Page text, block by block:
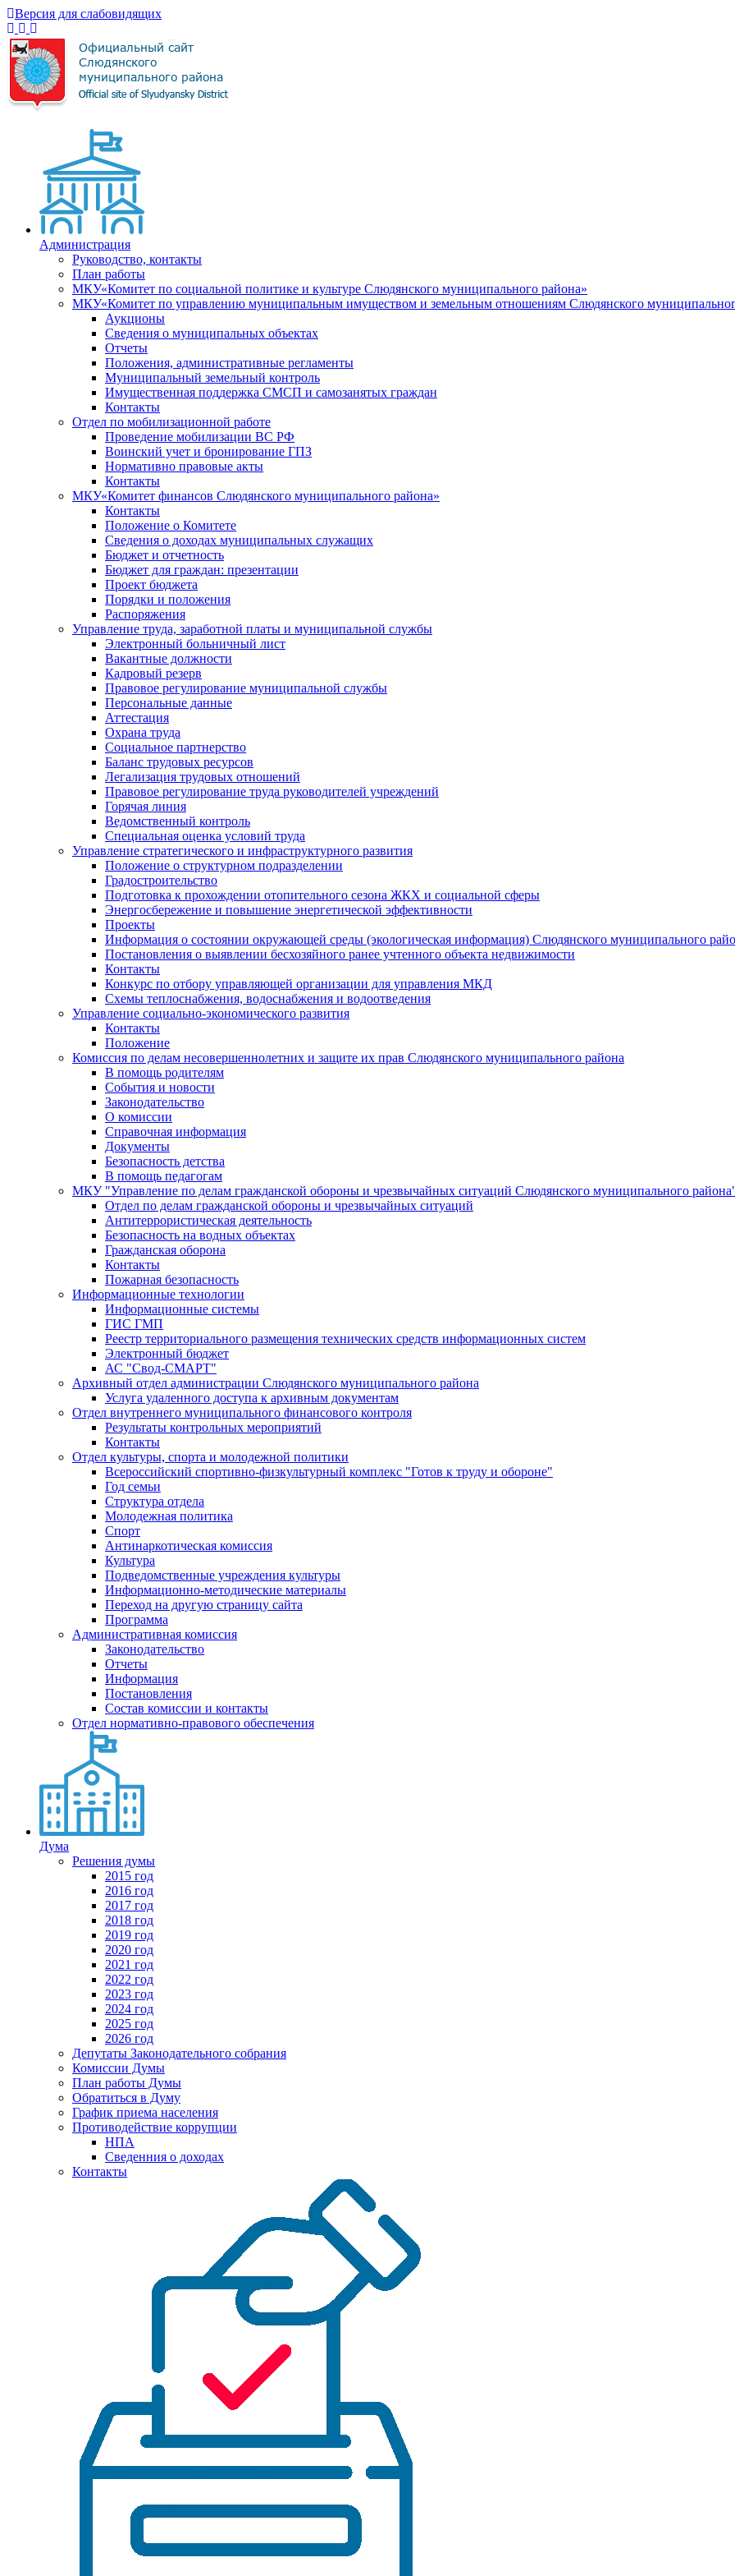
Версия для слабовидящих
Администрация
Руководство, контакты
План работы
МКУ«Комитет по социальной политике и культуре Слюдянского муниципального района»
МКУ«Комитет по управлению муниципальным имуществом и земельным отношениям Слюдянского
Аукционы
Сведения о муниципальных объектах
Отчеты
Положения, административные регламенты
Муниципальный земельный контроль
Имущественная поддержка СМСП и самозанятых граждан
Контакты
Отдел по мобилизационной работе
Проведение мобилизации ВС РФ
Воинский учет и бронирование ГПЗ
Нормативно правовые акты
Контакты
МКУ«Комитет финансов Слюдянского муниципального района»
Контакты
Положение о Комитете
Сведения о доходах муниципальных служащих
Бюджет и отчетность
Бюджет для граждан: презентации
Проект бюджета
Порядки и положения
Распоряжения
Управление труда, заработной платы и муниципальной службы
Электронный больничный лист
Вакантные должности
Кадровый резерв
Правовое регулирование муниципальной службы
Персональные данные
Аттестация
Охрана труда
Социальное партнерство
Баланс трудовых ресурсов
Легализация трудовых отношений
Правовое регулирование труда руководителей учреждений
Горячая линия
Ведомственный контроль
Специальная оценка условий труда
Управление стратегического и инфраструктурного развития
Положение о структурном подразделении
Градостроительство
Подготовка к прохождении отопительного сезона ЖКХ и социальной сферы
Энергосбережение и повышение энергетической эффективности
Проекты
Информация о состоянии окружающей среды (экологическая информация) Слюдянского муниципального
Постановления о выявлении бесхозяйного ранее учтенного объекта недвижимости
Контакты
Конкурс по отбору управляющей организации для управления МКД
Схемы теплоснабжения, водоснабжения и водоотведения
Управление социально-экономического развития
Контакты
Положение
Комиссия по делам несовершеннолетних и защите их прав Слюдянского муниципального района
В помощь родителям
События и новости
Законодательство
О комиссии
Справочная информация
Документы
Безопасность детства
В помощь педагогам
МКУ "Управление по делам гражданской обороны и чрезвычайных ситуаций Слюдянского муниципального
Отдел по делам гражданской обороны и чрезвычайных ситуаций
Антитеррористическая деятельность
Безопасность на водных объектах
Гражданская оборона
Контакты
Пожарная безопасность
Информационные технологии
Информационные системы
ГИС ГМП
Реестр территориального размещения технических средств информационных систем
Электронный бюджет
АС "Свод-СМАРТ"
Архивный отдел администрации Слюдянского муниципального района
Услуга удаленного доступа к архивным документам
Отдел внутреннего муниципального финансового контроля
Результаты контрольных мероприятий
Контакты
Отдел культуры, спорта и молодежной политики
Всероссийский спортивно-физкультурный комплекс "Готов к труду и обороне"
Год семьи
Структура отдела
Молодежная политика
Спорт
Антинаркотическая комиссия
Культура
Подведомственные учреждения культуры
Информационно-методические материалы
Переход на другую страницу сайта
Программа
Административная комиссия
Законодательство
Отчеты
Информация
Постановления
Состав комиссии и контакты
Отдел нормативно-правового обеспечения
Дума
Решения думы
2015 год
2016 год
2017 год
2018 год
2019 год
2020 год
2021 год
2022 год
2023 год
2024 год
2025 год
2026 год
Депутаты Законодательного собрания
Комиссии Думы
План работы Думы
Обратиться в Думу
График приема населения
Противодействие коррупции
НПА
Сведенния о доходах
Контакты